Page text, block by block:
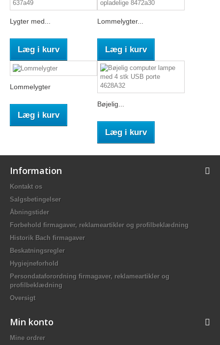
Lygter med...
Læg i kurv
Lommelygter...
Læg i kurv
Lommelygter
Læg i kurv
Bøjelig...
Læg i kurv
Information
Kontakt os
Salgsbetingelser
Åbningstider
Forbehold firmagaver, reklameartikler og profilbeklædning
Historik Bach firmagaver
Beskatningsregler
Hygiejneforhold
Persondataforordning firmagaver, reklameartikler og
profilbeklædning
Oversigt
Min konto
Mine ordrer